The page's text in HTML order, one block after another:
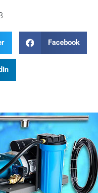
Facebook